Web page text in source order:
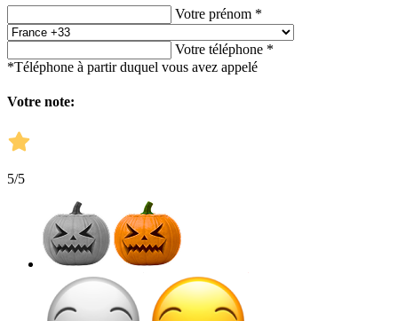
Votre prénom *
Votre téléphone *
*Téléphone à partir duquel vous avez appelé
Votre note:
5/5